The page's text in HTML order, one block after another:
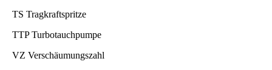
TS Tragkraftspritze
TTP Turbotauchpumpe
VZ Verschäumungszahl